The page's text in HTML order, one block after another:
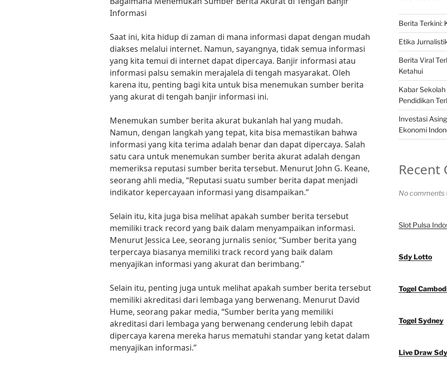
Informasi
Saat ini, kita hidup di zaman di mana informasi dapat dengan mudah
diakses melalui internet. Namun, sayangnya, tidak semua informasi
yang kita temui di internet dapat dipercaya. Banjir informasi atau
informasi palsu semakin merajalela di tengah masyarakat. Oleh
karena itu, penting bagi kita untuk bisa menemukan sumber berita
yang akurat di tengah banjir informasi ini.
Menemukan sumber berita akurat bukanlah hal yang mudah.
Namun, dengan langkah yang tepat, kita bisa memastikan bahwa
informasi yang kita terima adalah benar dan dapat dipercaya. Salah
satu cara untuk menemukan sumber berita akurat adalah dengan
memeriksa reputasi sumber berita tersebut. Menurut John G. Keane,
seorang ahli media, “Reputasi suatu sumber berita dapat menjadi
indikator kepercayaan informasi yang disampaikan.”
Selain itu, kita juga bisa melihat apakah sumber berita tersebut
memiliki track record yang baik dalam menyampaikan informasi.
Menurut Jessica Lee, seorang jurnalis senior, “Sumber berita yang
terpercaya biasanya memiliki track record yang baik dalam
menyajikan informasi yang akurat dan berimbang.”
Selain itu, penting juga untuk melihat apakah sumber berita tersebut
memiliki akreditasi dari lembaga yang berwenang. Menurut David
Hume, seorang pakar media, “Sumber berita yang memiliki
akreditasi dari lembaga yang berwenang cenderung lebih dapat
dipercaya karena mereka harus mematuhi standar yang ketat dalam
menyajikan informasi.”
Berita Terkini:
Etika
Berita Viral
Ketahui
Kabar
Pendidikan
Investasi
Ekonomi
Recent
No comments
Slot Pulsa
Sdy Lotto
Togel
Togel Sydney
Live Draw Sdy